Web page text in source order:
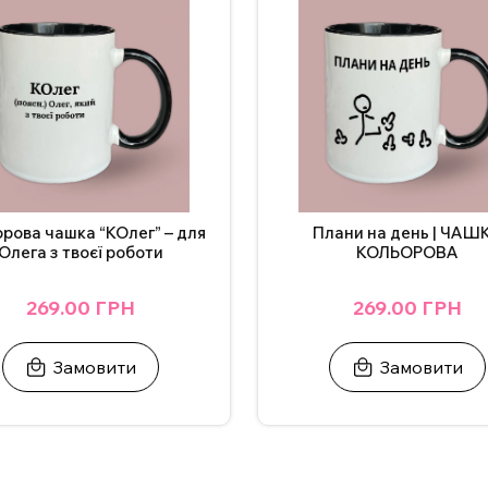
чашка “КОлег” – для
з твоєї роботи
269.00 ГРН
Замовити
Плани на день |
КОЛЬОРОВА
269.00 ГРН
Замовити